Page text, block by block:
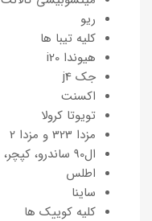
ریو
کلیه تیبا ها
هیوندا i20
جک j4
اکسنت
تویوتا کرولا
مزدا 323 و مزدا 2
ال90 ساندرو، کپچر، سیمبل و مگان
اطلس
ساینا
کلیه کوییک ها